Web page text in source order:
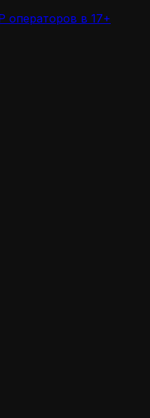
операторов в 17+